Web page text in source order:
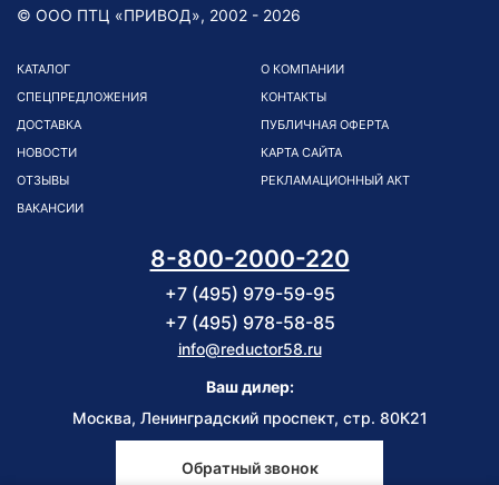
© ООО ПТЦ «ПРИВОД», 2002 - 2026
КАТАЛОГ
СПЕЦПРЕДЛОЖЕНИЯ
ДОСТАВКА
НОВОСТИ
ОТЗЫВЫ
ВАКАНСИИ
О КОМПАНИИ
КОНТАКТЫ
ПУБЛИЧНАЯ ОФЕРТА
КАРТА САЙТА
РЕКЛАМАЦИОННЫЙ АКТ
8-800-2000-220
+7 (495) 979-59-95
+7 (495) 978-58-85
info@reductor58.ru
Ваш дилер:
Москва, Ленинградский проспект, стр. 80К21
Обратный звонок